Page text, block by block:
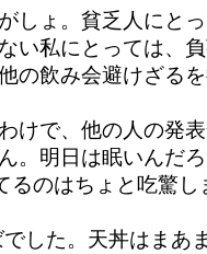
しょ。貧乏人にと
い私にとっては、
の飲み会避けざる
けで、他の人の発
。明日は眠いんだ
るのはちょと吃驚し
した。天丼はまあ